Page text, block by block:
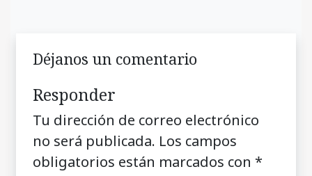
Déjanos un comentario
Responder
Tu dirección de correo electrónico
no será publicada. Los campos
obligatorios están marcados con *